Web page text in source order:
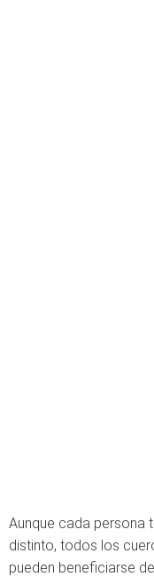
Aunque cada persona
distinto, todos los
pueden beneficiarse